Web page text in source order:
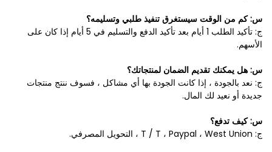
س: كم من الوقت سيستغرق تنفيذ طلبي وتسليمه؟
ج: تأكيد الطلب 1 أيام بعد تأكيد الدفع والتسليم في 5 أيام إذا كان على
الأسهم.
س: هل يمكنك تقديم الضمان لمنتجاتك؟
ج: نعد بالجودة ، إذا كانت الجودة بها أي مشاكل ، فسوف ننتج منتجات
جديدة أو نعيد لك المال.
س: كيف تدفع؟
ج: T / T ، Paypal ، West Union ، التحويل المصرفي.